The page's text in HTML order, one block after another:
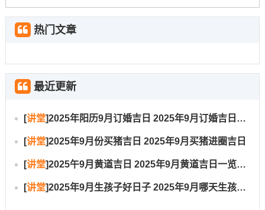
动，不宜作为动土的起始点！三煞位每年流转 2025年三煞
方位先行动工或进行损坏性装修，否则易引致三煞发凶；
阻碍工程进度及家人运势！
若因布局无法完全避开，应考虑在吉日吉时于其他吉利方
位先行仪式性动土 或寻求专业化解之法！除了空间方位~
时间上的冲煞也需留意！
每日黄历均标注有冲克之生肖及方位，譬如某日“冲鼠煞
热门文章
最近更新
[讲堂]2025年阳历9月订婚吉日 2025年9月订婚吉日有哪几天
[讲堂]2025年9月份买猪吉日 2025年9月买猪进圈吉日
[讲堂]2025午9月黄道吉日 2025年9月黄道吉日一览表大全
[讲堂]2025年9月生孩子好日子 2025年9月哪天生孩子比较好